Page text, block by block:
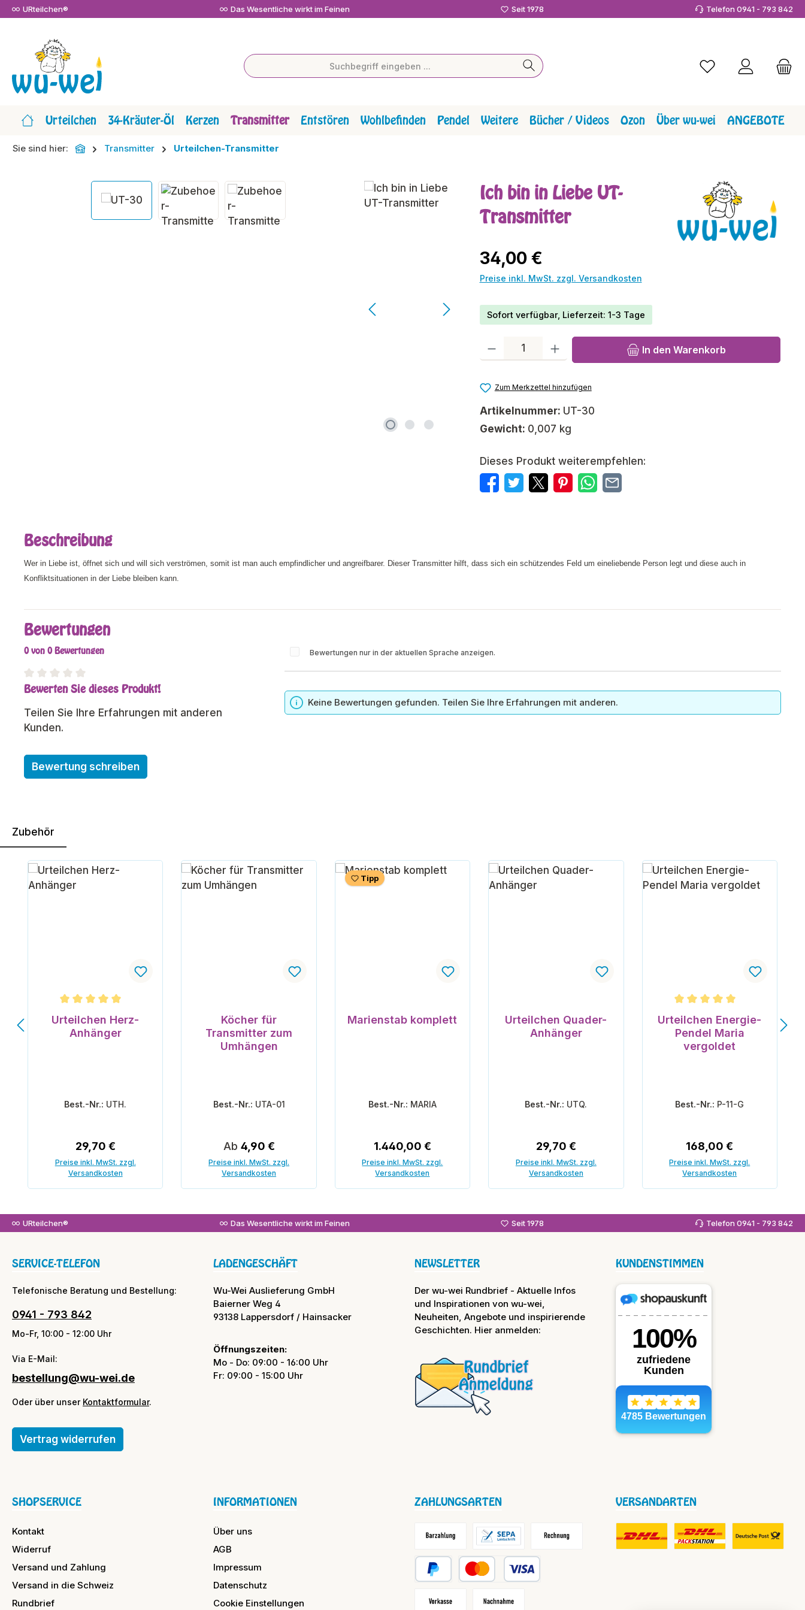
Hauptinhalt springen
Zur Suche springen
Zur Hauptnavigation springen
URteilchen® Das Wesentliche wirkt im Feinen Seit 1978 Telefon 0941 - 793 842
Du hast 0 Produkte
Urteilchen 34-Kräuter-Öl Kerzen Transmitter Entstören Wohlbefinden Pendel Weitere Bücher / Videos Ozon Über wu-wei ANGEBOTE
Sie sind hier: Transmitter Urteilchen-Transmitter
Bildergalerie überspringen
Ich bin in Liebe UT-
Transmitter
Regulärer Preis:
34,00 €
Preise inkl. MwSt. zzgl. Versandkosten
Sofort verfügbar, Lieferzeit: 1-3 Tage
Produkt Anzahl: Gib den gewünschten Wert ein oder benutze die
In den Warenkorb
Zum Merkzettel hinzufügen
Artikelnummer: UT-30
Gewicht: 0,007 kg
Dieses Produkt weiterempfehlen:
Beschreibung
Wer in Liebe ist, öffnet sich und will sich verströmen, somit ist man auch empfindlicher und angreifbarer. Dieser Transmitter hilft, dass sich ein schützendes Feld um eineliebende Person legt und diese auch in
Konfliktsituationen in der Liebe bleiben kann.
Bewertungen
0 von 0 Bewertungen
Durchschnittliche Bewertung von 0 von 5 Sternen
Bewerten Sie dieses Produkt!
Teilen Sie Ihre Erfahrungen mit anderen
Kunden.
Bewertung schreiben
Bewertungen nur in der aktuellen Sprache anzeigen.
Keine Bewertungen gefunden. Teilen Sie Ihre Erfahrungen mit anderen.
Zubehör
Produktgalerie überspringen
Durchschnittliche Bewertung von 5 von 5 Sternen
Urteilchen Herz-
Anhänger
Best.-Nr.: UTH.
Regulärer Preis:
29,70 €
Preise inkl. MwSt. zzgl.
Versandkosten
Köcher für
Transmitter zum
Umhängen
Best.-Nr.: UTA-01
Regulärer Preis:
Ab 4,90 €
Preise inkl. MwSt. zzgl.
Versandkosten
Tipp
Marienstab komplett
Best.-Nr.: MARIA
Regulärer Preis:
1.440,00 €
Preise inkl. MwSt. zzgl.
Versandkosten
Urteilchen Quader-
Anhänger
Best.-Nr.: UTQ.
Regulärer Preis:
29,70 €
Preise inkl. MwSt. zzgl.
Versandkosten
Durchschnittliche Bewertung
Urteilchen Energie-
Pendel Maria
vergoldet
Best.-Nr.: P-11-G
Regulärer Preis:
168,00 €
Preise inkl. MwSt. zzgl.
Versandkosten
URteilchen® Das Wesentliche wirkt im Feinen Seit 1978 Telefon 0941 - 793 842
SERVICE-TELEFON
Telefonische Beratung und Bestellung:
0941 - 793 842
Mo-Fr, 10:00 - 12:00 Uhr
Via E-Mail:
bestellung@wu-wei.de
Oder über unser Kontaktformular.
Vertrag widerrufen
SHOPSERVICE
Kontakt
Widerruf
Versand und Zahlung
Versand in die Schweiz
Rundbrief
INFORMATIONEN
Über uns
AGB
Impressum
Datenschutz
Cookie Einstellungen
NEWSLETTER
Der wu-wei Rundbrief - Aktuelle Infos
und Inspirationen von wu-wei,
Neuheiten, Angebote und inspirierende
Geschichten. Hier anmelden:
KUNDENSTIMMEN
LADENGESCHÄFT
Wu-Wei Auslieferung GmbH
Baierner Weg 4
93138 Lappersdorf / Hainsacker
Öffnungszeiten:
Mo - Do: 09:00 - 16:00 Uhr
Fr: 09:00 - 15:00 Uhr
ZAHLUNGSARTEN
Lastschrift Rechnung
Barzahlung / Versandkostenfrei
VERSANDARTEN